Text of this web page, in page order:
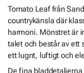
Tomato Leaf från
countrykänsla där
harmoni. Mönstret är
talet och består av ett
ett lugnt, luftigt och
De fina